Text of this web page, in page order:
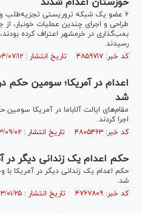
۶ عضو یک شبکه تروریستی تجزیه‌طلب
طراحی و اجرای چندین عملیات خونبار،
بمب‌گذاری در خرمشهر اعتراف کرده
رسیدند.
کد خبر: ۴۸۵۹۷۱۷ تاریخ انتشار : ۱۴۰۴/۰۷/۱۲
اعدام در آمریکا؛ سومین حکم در
شد
مقام‌های ایالت آلاباما در آمریکا سومین
اجرا کردند.
کد خبر: ۴۸۰۵۴۶۳ تاریخ انتشار : ۱۴۰۳/۰۹/۰۲
حکم اعدام یک زندانی دیگر در
حکم اعدام یک زندانی دیگر در آمریکا با
شد.
کد خبر: ۴۷۶۷۸۰۹ تاریخ انتشار : ۱۴۰۳/۰۱/۲۵